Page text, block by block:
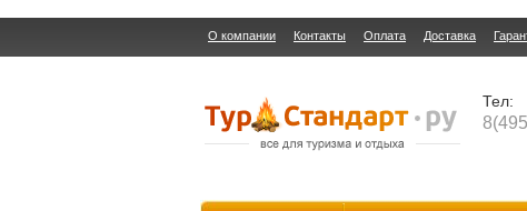
О компании Контакты Оплата Доставка
Тел: